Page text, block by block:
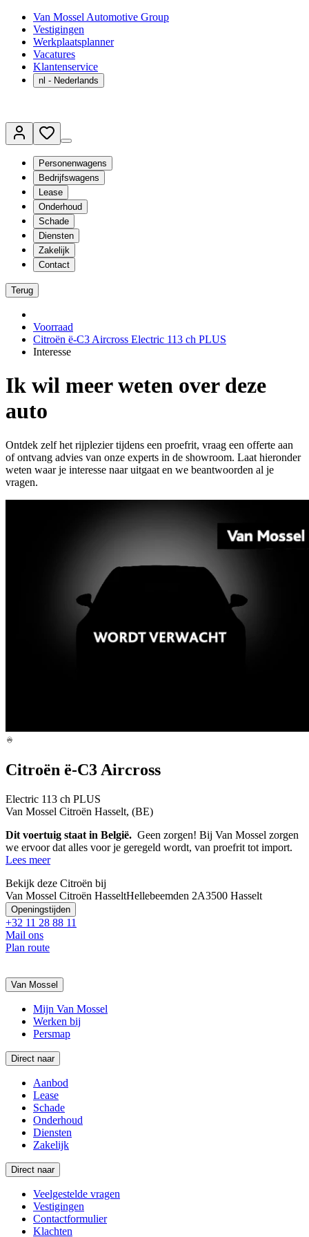
Van Mossel Automotive Group
Vestigingen
Werkplaatsplanner
Vacatures
Klantenservice
nl - Nederlands
Personenwagens
Bedrijfswagens
Lease
Onderhoud
Schade
Diensten
Zakelijk
Contact
Terug
Voorraad
Citroën ë-C3 Aircross Electric 113 ch PLUS
Interesse
Ik wil meer weten over deze
auto
Ontdek zelf het rijplezier tijdens een proefrit, vraag een offerte aan
of ontvang advies van onze experts in de showroom. Laat hieronder
weten waar je interesse naar uitgaat en we beantwoorden al je
vragen.
Citroën ë-C3 Aircross
Electric 113 ch PLUS
Van Mossel Citroën Hasselt, (BE)
Dit voertuig staat in België. Geen zorgen! Bij Van Mossel zorgen
we ervoor dat alles voor je geregeld wordt, van proefrit tot import.
Lees meer
Bekijk deze Citroën bij
Van Mossel Citroën HasseltHellebeemden 2A3500 Hasselt
Openingstijden
+32 11 28 88 11
Mail ons
Plan route
Van Mossel
Mijn Van Mossel
Werken bij
Persmap
Direct naar
Aanbod
Lease
Schade
Onderhoud
Diensten
Zakelijk
Direct naar
Veelgestelde vragen
Vestigingen
Contactformulier
Klachten